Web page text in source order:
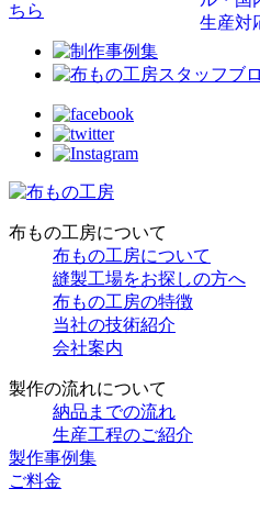
ちら
布もの工房について
布もの工房について
縫製工場をお探しの方へ
布もの工房の特徴
当社の技術紹介
会社案内
製作の流れについて
納品までの流れ
生産工程のご紹介
製作事例集
ご料金